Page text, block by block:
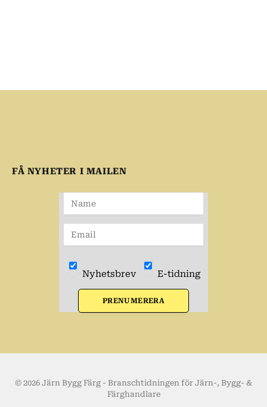
FÅ NYHETER I MAILEN
Nyhetsbrev E-tidning
PRENUMERERA
© 2026 Järn Bygg Färg - Branschtidningen för Järn-, Bygg- &
Färghandlare